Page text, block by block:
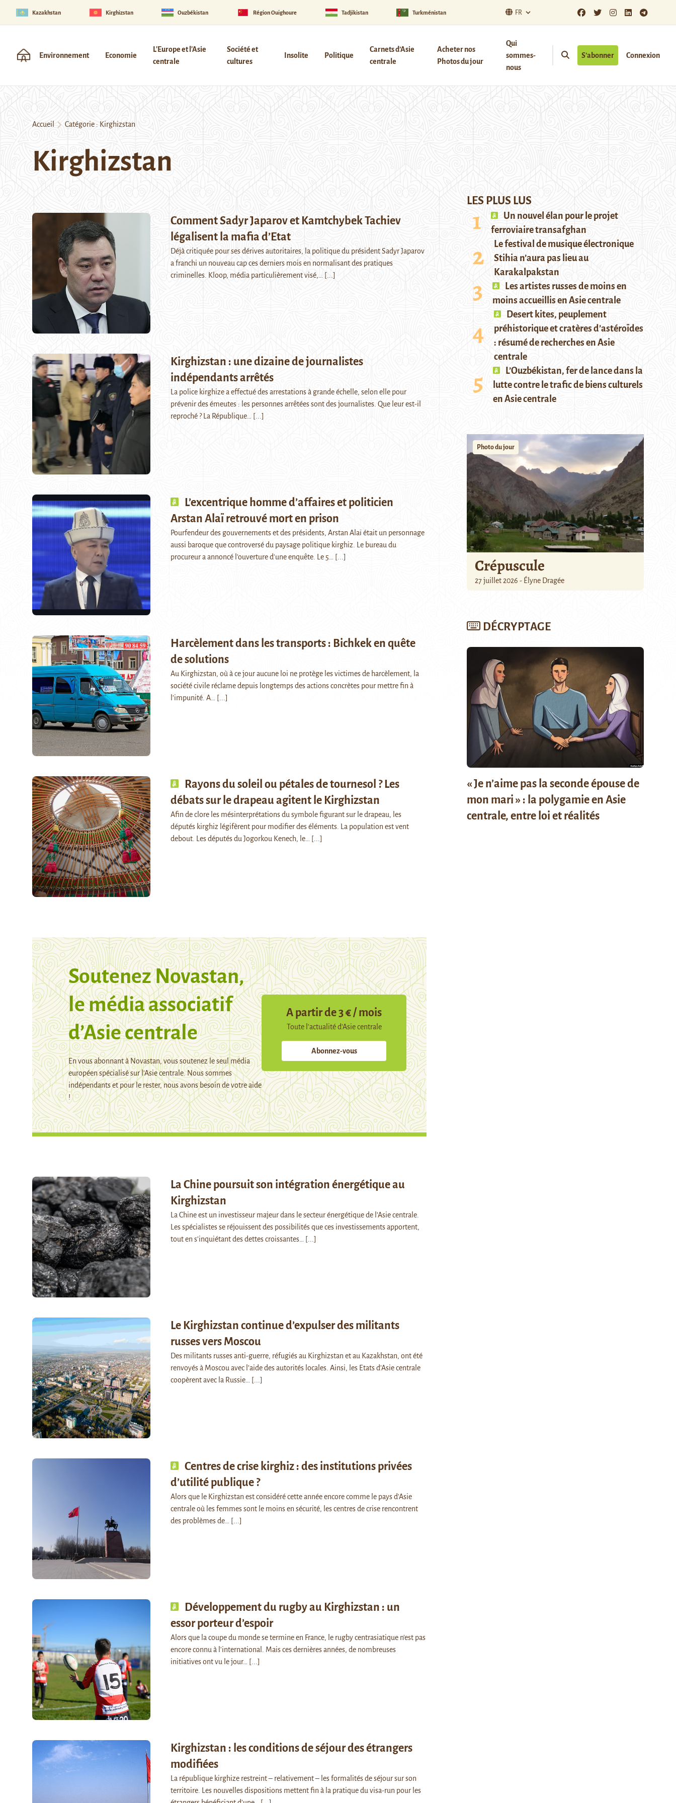
Kazakhstan Kirghizstan Ouzbékistan Région Ouïghoure Tadjikistan Turkménistan FR
Environnement Economie
L'Europe et l'Asie
centrale
Société et
cultures
Insolite Politique
Carnets d’Asie
centrale
Acheter nos
Photos du jour
Qui
sommes-
nous
S’abonner Connexion
Accueil Catégorie : Kirghizstan
Kirghizstan
Comment Sadyr Japarov et Kamtchybek Tachiev
légalisent la mafia d’Etat
Déjà critiquée pour ses dérives autoritaires, la politique du président Sadyr Japarov
a franchi un nouveau cap ces derniers mois en normalisant des pratiques
criminelles. Kloop, média particulièrement visé,…
[...]
Kirghizstan : une dizaine de journalistes
indépendants arrêtés
La police kirghize a effectué des arrestations à grande échelle, selon elle pour
prévenir des émeutes : les personnes arrêtées sont des journalistes. Que leur est-il
reproché ? La République…
[...]
L’excentrique homme d’affaires et politicien
Arstan Alaï retrouvé mort en prison
Pourfendeur des gouvernements et des présidents, Arstan Alaï était un personnage
aussi baroque que controversé du paysage politique kirghiz. Le bureau du
procureur a annoncé l'ouverture d'une enquête. Le 5…
[...]
Harcèlement dans les transports : Bichkek en quête
de solutions
Au Kirghizstan, où à ce jour aucune loi ne protège les victimes de harcèlement, la
société civile réclame depuis longtemps des actions concrètes pour mettre fin à
l’impunité. A…
[...]
Rayons du soleil ou pétales de tournesol ? Les
débats sur le drapeau agitent le Kirghizstan
Afin de clore les mésinterprétations du symbole figurant sur le drapeau, les
députés kirghiz légifèrent pour modifier des éléments. La population est vent
debout. Les députés du Jogorkou Kenech, le…
[...]
Soutenez Novastan,
le média associatif
d’Asie centrale
En vous abonnant à Novastan, vous soutenez le seul média
européen spécialisé sur l’Asie centrale. Nous sommes
indépendants et pour le rester, nous avons besoin de votre aide
!
A partir de 3 € / mois
Toute l’actualité d’Asie centrale
Abonnez-vous
La Chine poursuit son intégration énergétique au
Kirghizstan
La Chine est un investisseur majeur dans le secteur énergétique de l’Asie centrale.
Les spécialistes se réjouissent des possibilités que ces investissements apportent,
tout en s’inquiétant des dettes croissantes…
[...]
Le Kirghizstan continue d’expulser des militants
russes vers Moscou
Des militants russes anti-guerre, réfugiés au Kirghizstan et au Kazakhstan, ont été
renvoyés à Moscou avec l’aide des autorités locales. Ainsi, les Etats d’Asie centrale
coopèrent avec la Russie…
[...]
Centres de crise kirghiz : des institutions privées
d’utilité publique ?
Alors que le Kirghizstan est considéré cette année encore comme le pays d'Asie
centrale où les femmes sont le moins en sécurité, les centres de crise rencontrent
des problèmes de…
[...]
Développement du rugby au Kirghizstan : un
essor porteur d’espoir
Alors que la coupe du monde se termine en France, le rugby centrasiatique n'est pas
encore connu à l'international. Mais ces dernières années, de nombreuses
initiatives ont vu le jour…
[...]
Kirghizstan : les conditions de séjour des étrangers
modifiées
La république kirghize restreint – relativement – les formalités de séjour sur son
territoire. Les nouvelles dispositions mettent fin à la pratique du visa-run pour les
LES PLUS LUS
Un nouvel élan pour le projet
ferroviaire transafghan
Le festival de musique électronique
Stihia n’aura pas lieu au
Karakalpakstan
Les artistes russes de moins en
moins accueillis en Asie centrale
Desert kites, peuplement
préhistorique et cratères d’astéroïdes
: résumé de recherches en Asie
centrale
L’Ouzbékistan, fer de lance dans la
lutte contre le trafic de biens culturels
en Asie centrale
Photo du jour
Crépuscule
27 juillet 2026 - Élyne Dragée
DÉCRYPTAGE
« Je n’aime pas la seconde épouse de
mon mari » : la polygamie en Asie
centrale, entre loi et réalités